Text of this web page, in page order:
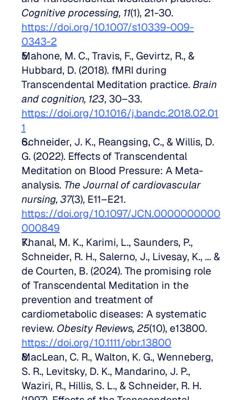
Cognitive processing, 11
https://doi.org/10.1007/s10339-009-
0343-2
Mahone, M. C., Travis, F., Gevirtz, R., &
Hubbard, D. (2018). fMRI during
Transcendental Meditation practice. Brain
and cognition, 123
https://doi.org/10.1016/j.bandc.2018.02.01
1
Schneider, J. K., Reangsing, C., & Willis, D.
G. (2022). Effects of Transcendental
Meditation on Blood Pressure: A Meta-
analysis. The Journal of cardiovascular
nursing, 37
https://doi.org/10.1097/JCN.0000000000
000849
Khanal, M. K., Karimi, L., Saunders, P.,
Schneider, R. H., Salerno, J., Livesay, K., ... &
de Courten, B. (2024). The promising role
of Transcendental Meditation in the
prevention and treatment of
cardiometabolic diseases: A systematic
review. Obesity Reviews, 25
https://doi.org/10.1111/obr.13800
MacLean, C. R., Walton, K. G., Wenneberg,
S. R., Levitsky, D. K., Mandarino, J. P.,
Waziri, R., Hillis, S. L., & Schneider, R. H.